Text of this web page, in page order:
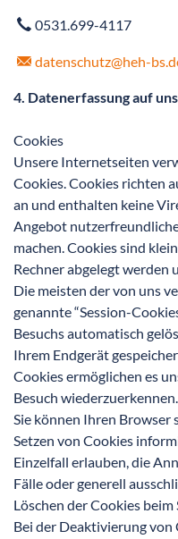
0531.699-4117
datenschutz@heh-
4. Datenerfassung auf
Cookies
Unsere Internetseiten
Cookies. Cookies richten
an und enthalten keine
Angebot
machen. Cookies sind
Rechner abgelegt werden
Die meisten der von uns
genannte “Session-
Besuchs automatisch
Ihrem Endgerät
Cookies ermöglichen es
Besuch wiederzuerkennen.
Sie können Ihren Browser
Setzen von Cookies
Einzelfall erlauben, die
Fälle oder generell
Löschen der Cookies
Bei der Deaktivierung